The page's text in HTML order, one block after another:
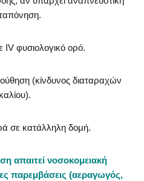
φυσιολογικό ορό.
(κίνδυνος διαταραχών
καλίου).
σε κατάλληλη δομή.
απαιτεί νοσοκομειακή
παρεμβάσεις (αεραγωγός,